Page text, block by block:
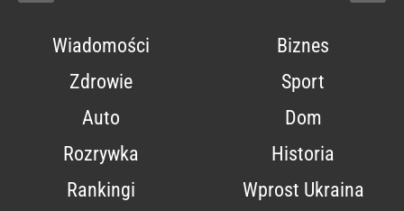
Wiadomości
Biznes
Zdrowie
Sport
Auto
Dom
Rozrywka
Historia
Rankingi
Wprost Ukraina